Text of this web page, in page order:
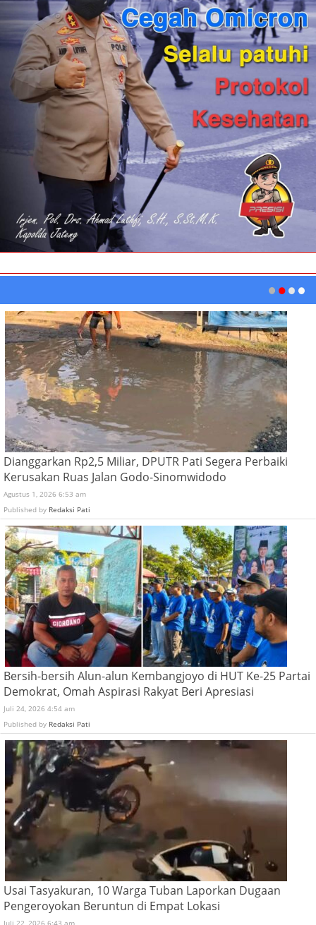
Dianggarkan Rp2,5 Miliar, DPUTR Pati Segera Perbaiki
Kerusakan Ruas Jalan Godo-Sinomwidodo
Agustus 1, 2026 6:53 am
Published by Redaksi Pati
Bersih-bersih Alun-alun Kembangjoyo di HUT Ke-25 Partai
Demokrat, Omah Aspirasi Rakyat Beri Apresiasi
Juli 24, 2026 4:54 am
Published by Redaksi Pati
Usai Tasyakuran, 10 Warga Tuban Laporkan Dugaan
Pengeroyokan Beruntun di Empat Lokasi
Juli 22, 2026 6:43 am